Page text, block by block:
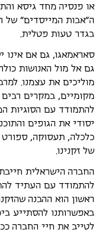
או פנסיה מחד גיסא
ה"אבות המייסדים" של
בגדר טעות פטלית.
סאראמאגו, גם אם אינו
גם אל מול האנושות
מוליכים את עצמנו.
מקומיים, במקרים רבים
להתמודד עם הסוגיות
יסודי את הגופים
כלכלה, תעסוקה, ספורט
של זקנינו.
החברה הישראלית
להתמודד עם העתיד
ראשון הוא ההבנה
באפשרותנו להסתייע
לטייב את חיי החברה